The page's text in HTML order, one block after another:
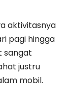
aktivitasnya
pagi hingga
sangat
justru
mobil.